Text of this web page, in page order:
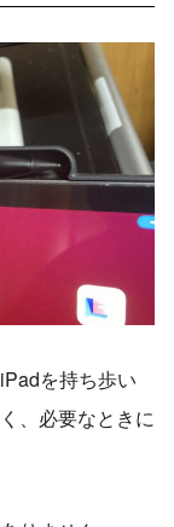
を持ち歩い
、必要なときに